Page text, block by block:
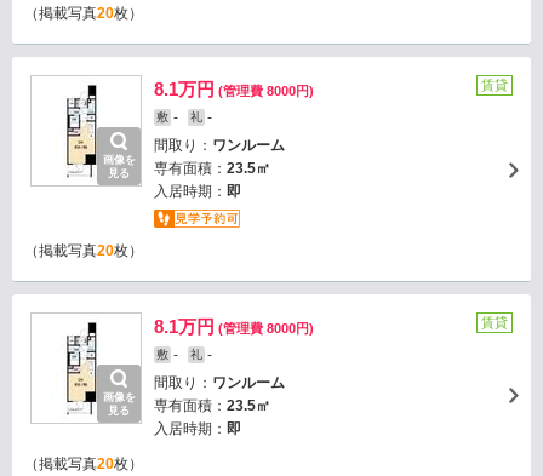
（掲載写真20枚）
画像を
見る
8.1万円 (管理費 8000円)
敷 - 礼 -
間取り： ワンルーム
専有面積： 23.5㎡
入居時期： 即
賃貸
（掲載写真20枚）
画像を
見る
8.1万円 (管理費 8000円)
敷 - 礼 -
間取り： ワンルーム
専有面積： 23.5㎡
入居時期： 即
賃貸
（掲載写真20枚）